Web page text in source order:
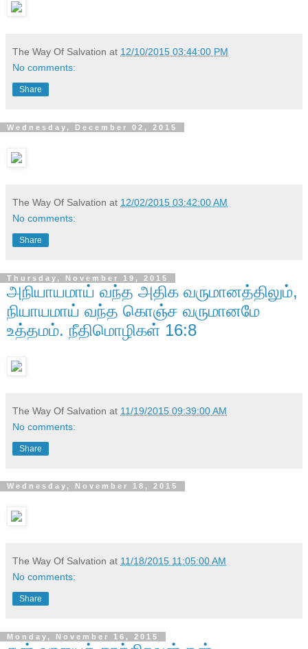
The Way Of Salvation at 12/10/2015 03:44:00 PM
No comments:
Share
Wednesday, December 02, 2015
The Way Of Salvation at 12/02/2015 03:42:00 AM
No comments:
Share
Thursday, November 19, 2015
அநியாயமாய் வந்த அதிக வருமானத்திலும்,
நியாயமாய் வந்த கொஞ்ச வருமானமே
உத்தமம். நீதிமொழிகள் 16:8
The Way Of Salvation at 11/19/2015 09:39:00 AM
No comments:
Share
Wednesday, November 18, 2015
The Way Of Salvation at 11/18/2015 11:05:00 AM
No comments:
Share
Monday, November 16, 2015